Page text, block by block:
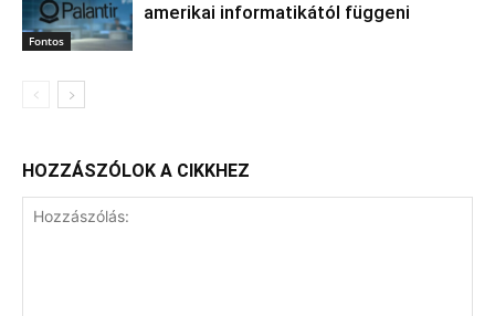
Fontos
amerikai informatikától függeni
HOZZÁSZÓLOK A CIKKHEZ